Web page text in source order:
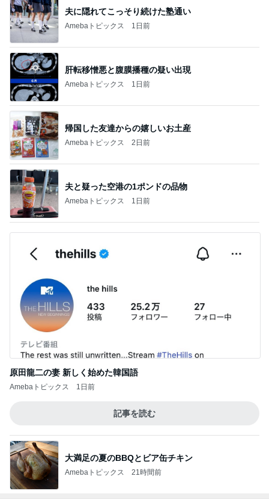
夫に隠れてこっそり続けた塾通い
Amebaトピックス 1日前
肝転移憎悪と腹膜播種の疑い出現
Amebaトピックス 1日前
帰国した友達からの嬉しいお土産
Amebaトピックス 2日前
夫と疑った空港の1ポンドの品物
Amebaトピックス 1日前
原田龍二の妻 新しく始めた韓国語
Amebaトピックス 1日前
記事を読む
大満足の夏のBBQとビア缶チキン
Amebaトピックス 21時間前